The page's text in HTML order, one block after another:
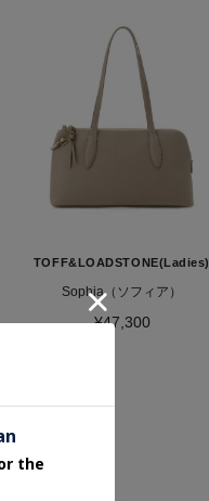
TOFF&LOADSTONE(Ladies)
Sophia（ソフィア）
¥47,300